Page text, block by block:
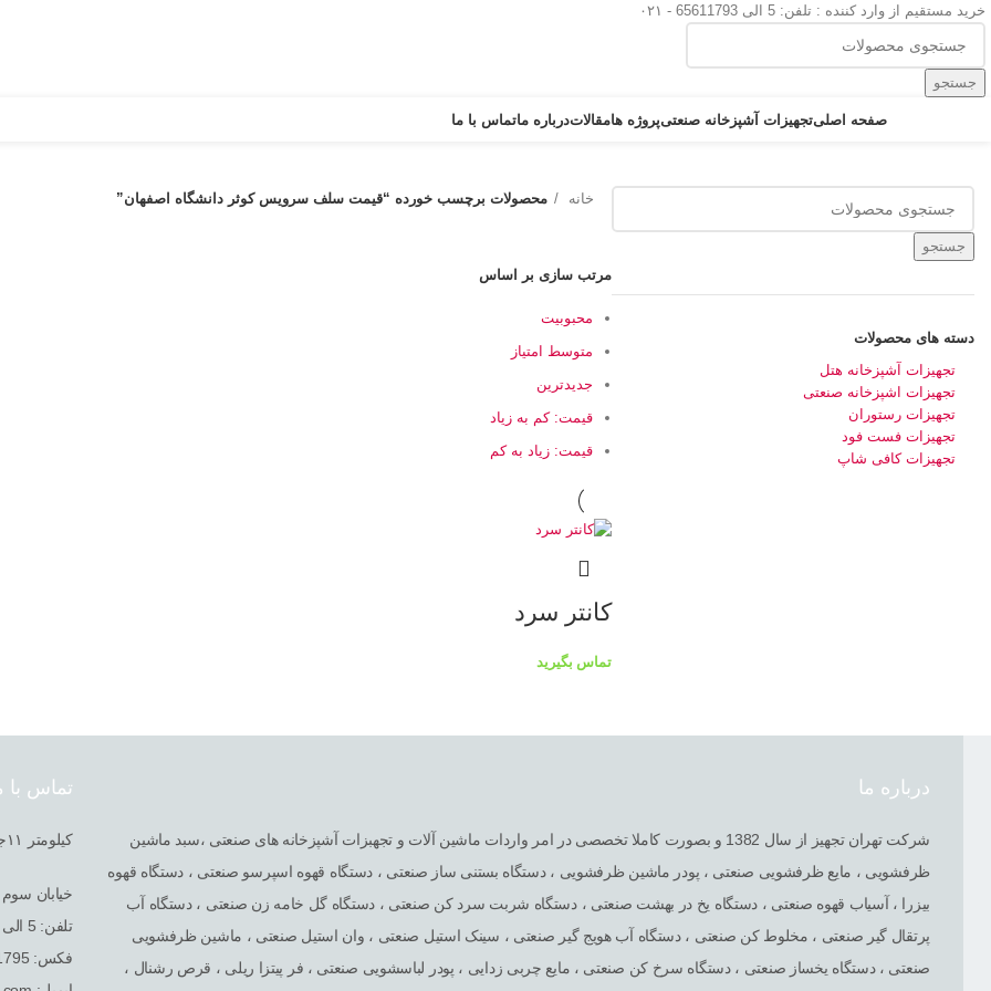
خرید مستقیم از وارد کننده : تلفن: 5 الی 65611793 - ۰۲۱
جستجو
صفحه اصلیتجهیزات آشپزخانه صنعتیپروژه هامقالاتدرباره ماتماس با ما
جستجو
دسته های محصولات
تجهیزات آشپزخانه هتل
تجهیزات اشپزخانه صنعتی
تجهیزات رستوران
تجهیزات فست فود
تجهیزات کافی شاپ
خانه محصولات برچسب خورده “قیمت سلف سرویس کوثر دانشگاه اصفهان”
مرتب سازی بر اساس
محبوبیت
متوسط امتیاز
جدیدترین
قیمت: کم به زیاد
قیمت: زیاد به کم
کانتر سرد
تماس بگیرید
درباره ما
شرکت تهران تجهیز از سال 1382 و بصورت کاملا تخصصی در امر واردات ماشین آلات و تجهبزات آشپزخانه های صنعتی ،سبد ماشین
ظرفشویی ، مایع ظرفشویی صنعتی ، پودر ماشین ظرفشویی ، دستگاه بستنی ساز صنعتی ، دستگاه قهوه اسپرسو صنعتی ، دستگاه قهوه
بیزرا ، آسیاب قهوه صنعتی ، دستگاه یخ در بهشت صنعتی ، دستگاه شربت سرد کن صنعتی ، دستگاه گل خامه زن صنعتی ، دستگاه آب
پرتقال گیر صنعتی ، مخلوط کن صنعتی ، دستگاه آب هویج گیر صنعتی ، سینک استیل صنعتی ، وان استیل صنعتی ، ماشین ظرفشویی
صنعتی ، دستگاه یخساز صنعتی ، دستگاه سرخ کن صنعتی ، مایع چربی زدایی ، پودر لباسشویی صنعتی ، فر پیتزا ریلی ، قرص رشنال ،
تماس با
کیلومتر ١١جاده قدیم کرج سه راه شهریار بعد از کارخانه ایران یاسا مجتمع صنعتی گلگون
خیابان سوم
تلفن: 5 الی 65611793 - ۰۲۱
فکس: 65611795 - ۰۲۱